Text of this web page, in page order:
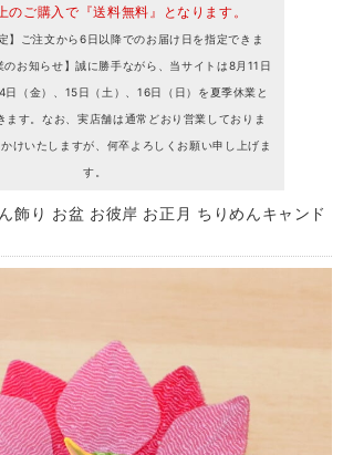
のご購入で『送料無料』となります。
】ご注文から6日以降でのお届け日を指定できま
お知らせ】誠に勝手ながら、当サイトは8月11日
日（金）、15日（土）、16日（日）を夏季休業と
ます。なお、実店舗は通常どおり営業しておりま
けいたしますが、何卒よろしくお願い申し上げま
す。
飾り お盆 お彼岸 お正月 ちりめんキャンド